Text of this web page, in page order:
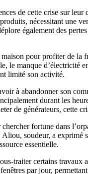
de cette crise sur
nécessitant une
également des
pour profiter de
le manque
limité son activité.
à abandonner son
durant les
de générateurs, cette
fortune dans
soudeur, a
essentielle.
traiter certains
par jour,